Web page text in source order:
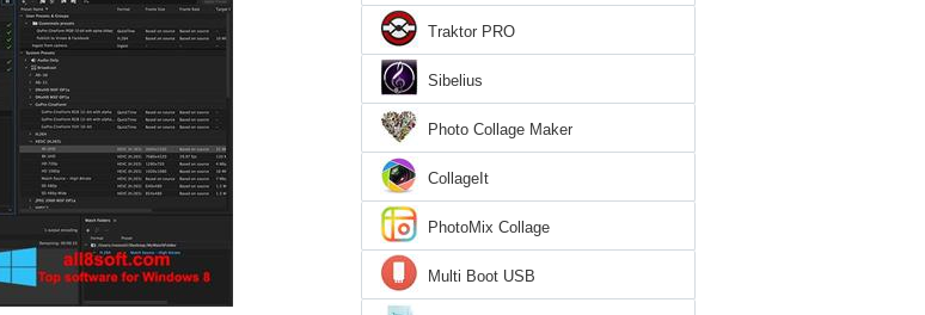
Traktor PRO
Sibelius
Photo Collage Maker
CollageIt
PhotoMix Collage
Multi Boot USB